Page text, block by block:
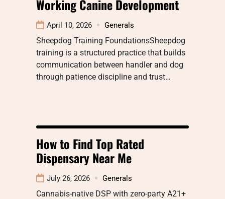
Working Canine Development
April 10, 2026 Generals
Sheepdog Training FoundationsSheepdog
training is a structured practice that builds
communication between handler and dog
through patience discipline and trust…
How to Find Top Rated
Dispensary Near Me
July 26, 2026 Generals
Cannabis-native DSP with zero-party A21+